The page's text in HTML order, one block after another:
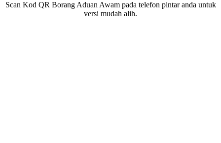
Scan Kod QR Borang Aduan Awam pada telefon pintar anda untuk
versi mudah alih.